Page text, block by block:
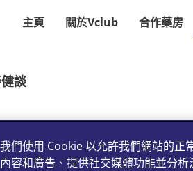
主頁 關於Vclub 合作藥房
談
我們使用 Cookie 以允許我們網站的正
內容和廣告、提供社交媒體功能並分